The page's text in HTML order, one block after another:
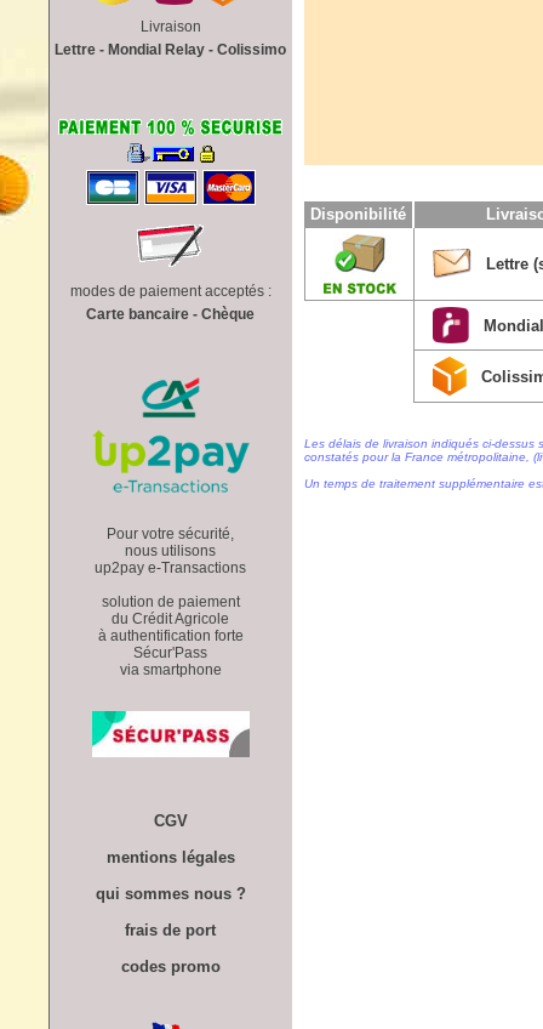
Livraison
Lettre - Mondial Relay - Colissimo
modes de paiement acceptés :
Carte bancaire - Chèque
Pour votre sécurité,
nous utilisons
up2pay e-Transactions
solution de paiement
du Crédit Agricole
à authentification forte
Sécur'Pass
via smartphone
CGV
mentions légales
qui sommes nous ?
frais de port
codes promo
Disponibilité
Lettre
Les délais de livraison indiqués ci-
constatés pour la France métropolitaine,
Un temps de traitement supplémentaire